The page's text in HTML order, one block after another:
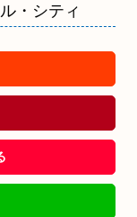
・シティ